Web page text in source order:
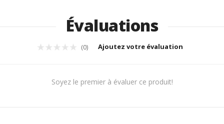
Évaluations
(0) Ajoutez votre évaluation
Soyez le premier à évaluer ce produit!